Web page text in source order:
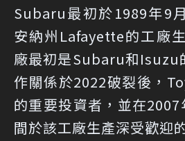
Subaru最初於1989年9
安納州Lafayette的工廠
廠最初是Subaru和Isuzu
作關係於2022破裂後，
的重要投資者，並在
間於該工廠生產深受歡迎